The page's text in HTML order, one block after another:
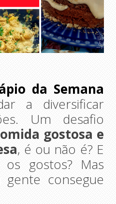
da Semana
a diversificar
Um desafio
gostosa e
, é ou não é? E
gostos? Mas
consegue